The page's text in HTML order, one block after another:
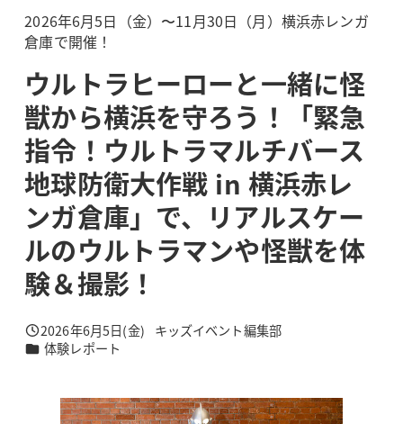
2026年6月5日（金）〜11月30日（月）横浜赤レンガ
倉庫で開催！
ウルトラヒーローと一緒に怪
獣から横浜を守ろう！「緊急
指令！ウルトラマルチバース
地球防衛大作戦 in 横浜赤レ
ンガ倉庫」で、リアルスケー
ルのウルトラマンや怪獣を体
験＆撮影！
投稿日
2026年6月5日(金)
著
キッズイベント編集部
カテゴリー
体験レポート